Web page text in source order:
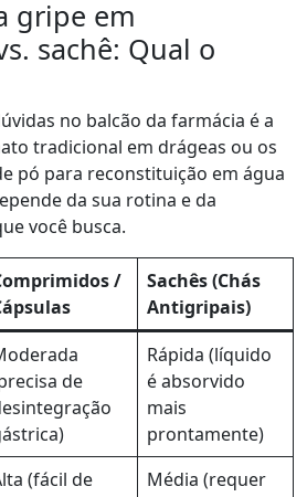
gripe em
sachê: Qual o
no balcão da farmácia é a
tradicional em drágeas ou os
pó para reconstituição em água
da sua rotina e da
você busca.
/
Sachês (Chás
Antigripais)
de
Rápida (líquido
é absorvido
mais
prontamente)
(fácil de
Média (requer